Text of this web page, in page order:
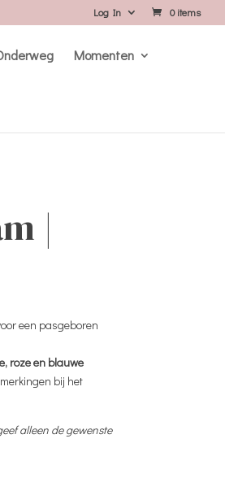
Log In 0 items
Momenten
|
een pasgeboren
roze en blauwe
bij het
alleen de gewenste